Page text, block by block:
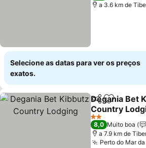
a 3.6 km de
Selecione as datas para ver os preços
exatos.
PartilharAdicionar
Degania Bet
Country
2 Estrelas
8,0 Muito boa
a 7.9 km de
Perto do Mar